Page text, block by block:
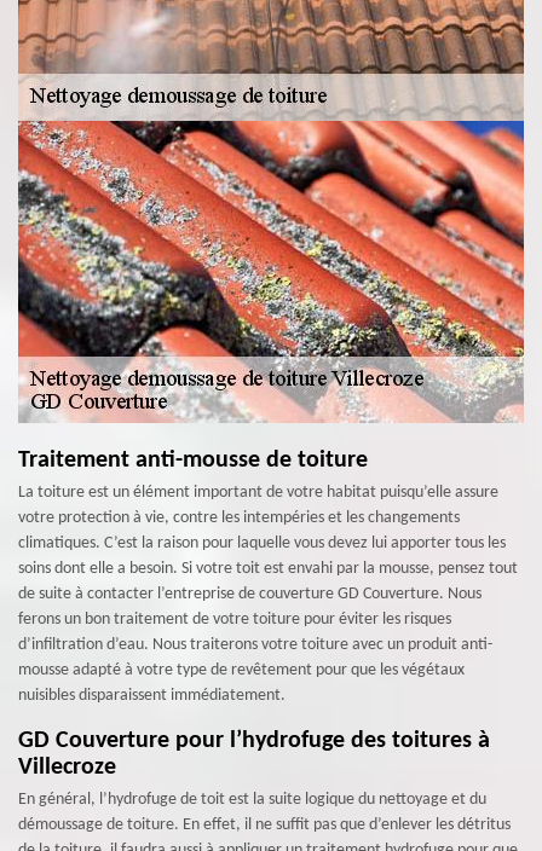
Traitement anti-mousse de toiture
La toiture est un élément important de votre habitat puisqu’elle assure
votre protection à vie, contre les intempéries et les changements
climatiques. C’est la raison pour laquelle vous devez lui apporter tous les
soins dont elle a besoin. Si votre toit est envahi par la mousse, pensez tout
de suite à contacter l’entreprise de couverture GD Couverture. Nous
ferons un bon traitement de votre toiture pour éviter les risques
d’infiltration d’eau. Nous traiterons votre toiture avec un produit anti-
mousse adapté à votre type de revêtement pour que les végétaux
nuisibles disparaissent immédiatement.
GD Couverture pour l’hydrofuge des toitures à
Villecroze
En général, l’hydrofuge de toit est la suite logique du nettoyage et du
démoussage de toiture. En effet, il ne suffit pas que d’enlever les détritus